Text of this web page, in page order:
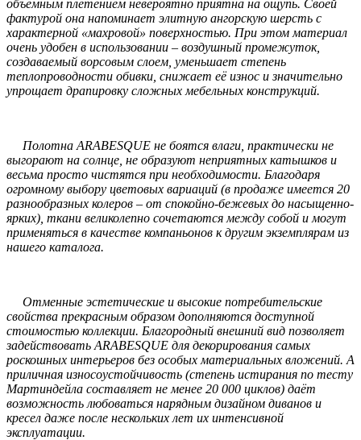
объёмным плетением невероятно приятна на ощупь. Своей
фактурой она напоминает элитную ангорскую шерсть с
характерной «махровой» поверхностью. При этом материал
очень удобен в использовании – воздушный промежуток,
создаваемый ворсовым слоем, уменьшает степень
теплопроводности обивки, снижает её износ и значительно
упрощает драпировку сложных мебельных конструкций.
Полотна ARABESQUE не боятся влаги, практически не
выгорают на солнце, не образуют неприятных катышков и
весьма просто чистятся при необходимости. Благодаря
огромному выбору цветовых вариаций (в продаже имеется 20
разнообразных колеров – от спокойно-бежевых до насыщенно-
ярких), ткани великолепно сочетаются между собой и могут
применяться в качестве компаньонов к другим экземплярам из
нашего каталога.
Отменные эстетические и высокие потребительские
свойства прекрасным образом дополняются доступной
стоимостью коллекции. Благородный внешний вид позволяет
задействовать ARABESQUE для декорирования самых
роскошных интерьеров без особых материальных вложений. А
приличная износоустойчивость (степень истирания по тесту
Мартиндейла составляет не менее 20 000 циклов) даёт
возможность любоваться нарядным дизайном диванов и
кресел даже после нескольких лет их интенсивной
эксплуатации.